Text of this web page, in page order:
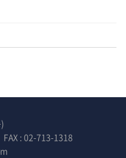
FAX : 02-713-1318